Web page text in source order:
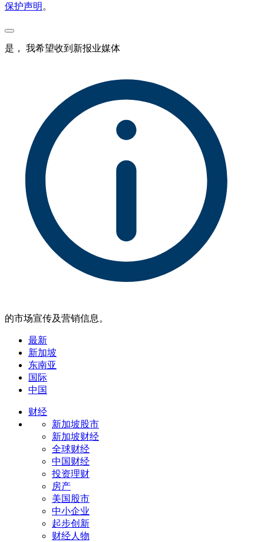
保护声明。
是， 我希望收到新报业媒体
的市场宣传及营销信息。
最新
新加坡
东南亚
国际
中国
财经
新加坡股市
新加坡财经
全球财经
中国财经
投资理财
房产
美国股市
中小企业
起步创新
财经人物